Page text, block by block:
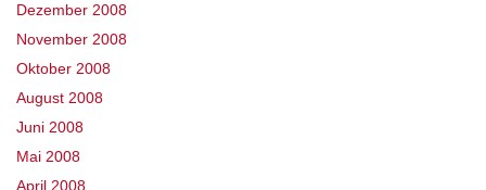
Dezember 2008
November 2008
Oktober 2008
August 2008
Juni 2008
Mai 2008
April 2008